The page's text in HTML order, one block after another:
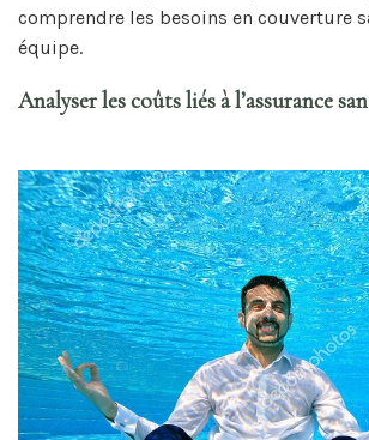
comprendre les besoins en couverture
équipe.
Analyser les coûts liés à l’assurance